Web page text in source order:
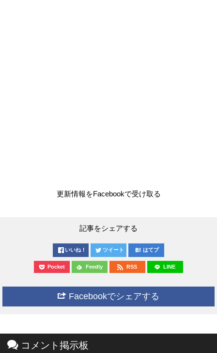
更新情報をFacebookで受け取る
記事をシェアする
いいね！ ツイート はてブ
Pocket Feedly RSS LINE
Facebookでシェアする
コメント掲示板